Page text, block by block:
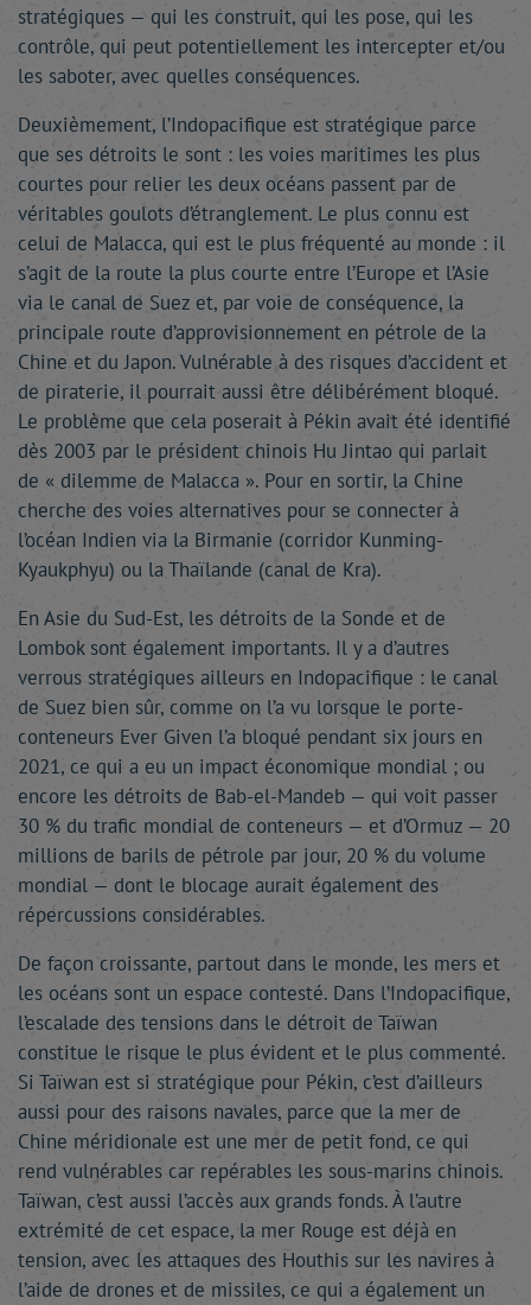
stratégiques — qui les construit, qui les pose, qui les
contrôle, qui peut potentiellement les intercepter et/ou
les saboter, avec quelles conséquences.
Deuxièmement, l’Indopacifique est stratégique parce
que ses détroits le sont : les voies maritimes les plus
courtes pour relier les deux océans passent par de
véritables goulots d’étranglement. Le plus connu est
celui de Malacca, qui est le plus fréquenté au monde : il
s’agit de la route la plus courte entre l’Europe et l’Asie
via le canal de Suez et, par voie de conséquence, la
principale route d’approvisionnement en pétrole de la
Chine et du Japon. Vulnérable à des risques d’accident et
de piraterie, il pourrait aussi être délibérément bloqué.
Le problème que cela poserait à Pékin avait été identifié
dès 2003 par le président chinois Hu Jintao qui parlait
de « dilemme de Malacca ». Pour en sortir, la Chine
cherche des voies alternatives pour se connecter à
l’océan Indien via la Birmanie (corridor Kunming-
Kyaukphyu) ou la Thaïlande (canal de Kra).
En Asie du Sud-Est, les détroits de la Sonde et de
Lombok sont également importants. Il y a d’autres
verrous stratégiques ailleurs en Indopacifique : le canal
de Suez bien sûr, comme on l’a vu lorsque le porte-
conteneurs Ever Given l’a bloqué pendant six jours en
2021, ce qui a eu un impact économique mondial ; ou
encore les détroits de Bab-el-Mandeb — qui voit passer
30 % du trafic mondial de conteneurs — et d’Ormuz — 20
millions de barils de pétrole par jour, 20 % du volume
mondial — dont le blocage aurait également des
répercussions considérables.
De façon croissante, partout dans le monde, les mers et
les océans sont un espace contesté. Dans l’Indopacifique,
l’escalade des tensions dans le détroit de Taïwan
constitue le risque le plus évident et le plus commenté.
Si Taïwan est si stratégique pour Pékin, c’est d’ailleurs
aussi pour des raisons navales, parce que la mer de
Chine méridionale est une mer de petit fond, ce qui
rend vulnérables car repérables les sous-marins chinois.
Taïwan, c’est aussi l’accès aux grands fonds. À l’autre
extrémité de cet espace, la mer Rouge est déjà en
tension, avec les attaques des Houthis sur les navires à
l’aide de drones et de missiles, ce qui a également un